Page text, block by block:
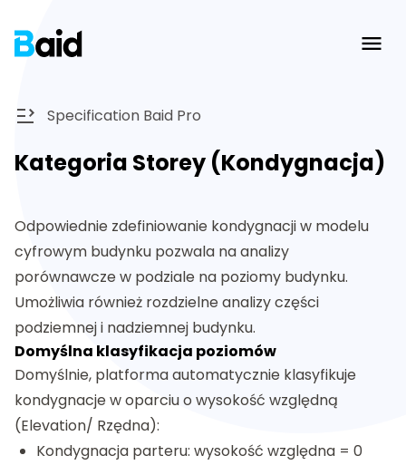
Specification Baid Pro
Kategoria Storey (Kondygnacja)
Odpowiednie zdefiniowanie kondygnacji w modelu
cyfrowym budynku pozwala na analizy
porównawcze w podziale na poziomy budynku.
Umożliwia również rozdzielne analizy części
podziemnej i nadziemnej budynku.
Domyślna klasyfikacja poziomów
Domyślnie, platforma automatycznie klasyfikuje
kondygnacje w oparciu o wysokość względną
(Elevation/ Rzędna):
Kondygnacja parteru: wysokość względna = 0